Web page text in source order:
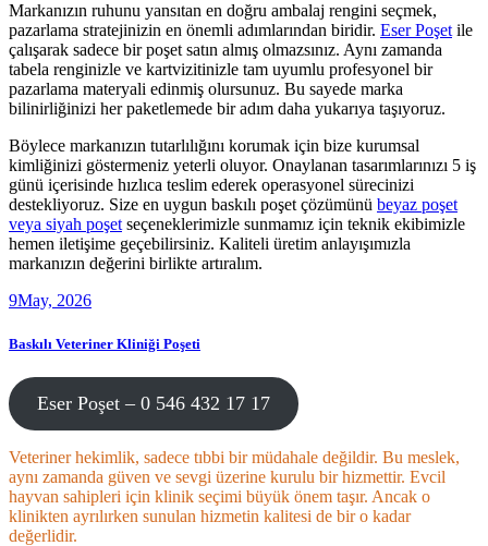
Markanızın ruhunu yansıtan en doğru ambalaj rengini seçmek,
pazarlama stratejinizin en önemli adımlarından biridir. Eser Poşetile
çalışarak sadece bir poşet satın almış olmazsınız. Aynı zamanda
tabela renginizle ve kartvizitinizle tam uyumlu profesyonel bir
pazarlama materyali edinmiş olursunuz. Bu sayede marka
bilinirliğinizi her paketlemede bir adım daha yukarıya taşıyoruz.
Böylece markanızın tutarlılığını korumak için bize kurumsal
kimliğinizi göstermeniz yeterli oluyor. Onaylanan tasarımlarınızı 5 iş
günü içerisinde hızlıca teslim ederek operasyonel sürecinizi
destekliyoruz. Size en uygun baskılı poşet çözümünü beyaz poşet
veya siyah poşetseçeneklerimizle sunmamız için teknik ekibimizle
hemen iletişime geçebilirsiniz. Kaliteli üretim anlayışımızla
markanızın değerini birlikte artıralım.
9May, 2026
Baskılı Veteriner Kliniği Poşeti
Eser Poşet – 0 546 432 17 17
Veteriner hekimlik, sadece tıbbi bir müdahale değildir. Bu meslek,
aynı zamanda güven ve sevgi üzerine kurulu bir hizmettir. Evcil
hayvan sahipleri için klinik seçimi büyük önem taşır. Ancak o
klinikten ayrılırken sunulan hizmetin kalitesi de bir o kadar
değerlidir.